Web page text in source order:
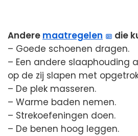
Andere maatregelen
die
– Goede schoenen dragen.
– Een andere slaaphouding
op de zij slapen met
– De plek masseren.
– Warme baden nemen.
– Strekoefeningen doen.
– De benen hoog leggen.